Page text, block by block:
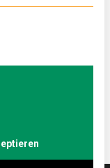
ohne
light
als über
schreiben?
für die eine